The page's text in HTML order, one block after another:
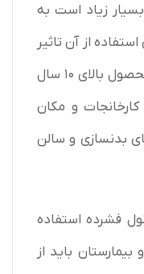
زیاد است به
از آن تاثیر
گذاشته است؛ عمر تقریبی این محصول بالای ۱۰ سال
و مکان
بدنسازی و سالن
فشرده استفاده
باید از